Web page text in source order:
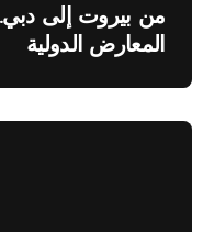
المعارض الدولية